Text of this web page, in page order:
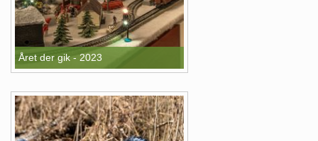
Året der gik - 2023